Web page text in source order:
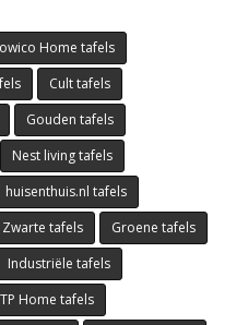
Home tafels
Cult tafels
Gouden tafels
Nest living tafels
huisenthuis.nl tafels
Zwarte tafels
Groene tafels
Industriële tafels
Home tafels